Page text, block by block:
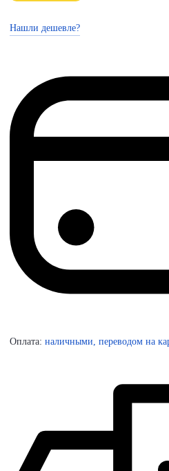
Нашли дешевле?
Оплата: наличными, переводом на